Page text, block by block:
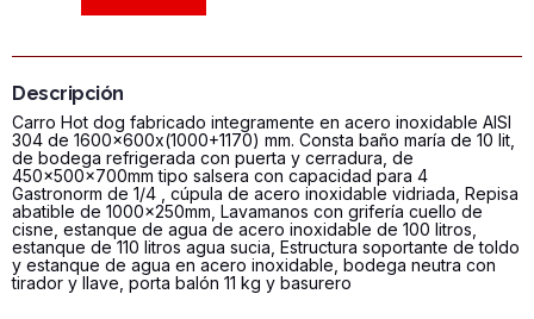
Descripción
Carro Hot dog fabricado integramente en acero inoxidable AISI
304 de 1600x600x(1000+1170) mm. Consta baño maría de 10 lit,
de bodega refrigerada con puerta y cerradura, de
450x500x700mm tipo salsera con capacidad para 4
Gastronorm de 1/4 , cúpula de acero inoxidable vidriada, Repisa
abatible de 1000x250mm, Lavamanos con grifería cuello de
cisne, estanque de agua de acero inoxidable de 100 litros,
estanque de 110 litros agua sucia, Estructura soportante de toldo
y estanque de agua en acero inoxidable, bodega neutra con
tirador y llave, porta balón 11 kg y basurero